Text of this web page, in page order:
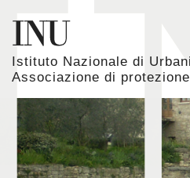
Istituto Nazionale di
Associazione di